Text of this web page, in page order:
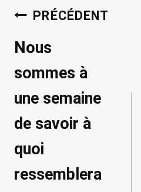
Navigation
de
l’article
PRÉCÉDENT
Nous
sommes à
une semaine
de savoir à
quoi
ressemblera